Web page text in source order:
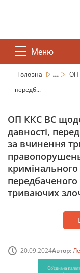
Меню
Головна ...
ОП
передб...
ОП ККС ВС
давності,
за вчинення
триваючих
20.09.2024Автор: